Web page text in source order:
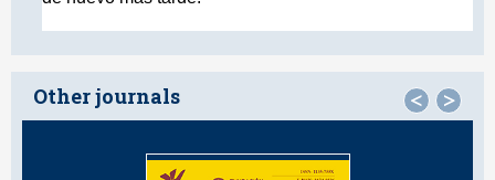
Other journals < >